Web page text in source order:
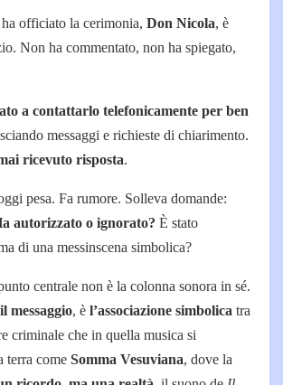
officiato la cerimonia, Don Nicola, è
Non ha commentato, non ha spiegato,
a contattarlo telefonicamente per ben
messaggi e richieste di chiarimento.
ricevuto risposta.
pesa. Fa rumore. Solleva domande:
autorizzato o ignorato? È stato
di una messinscena simbolica?
centrale non è la colonna sonora in sé.
il messaggio, è l’associazione simbolica tra
criminale che in quella musica si
terra come Somma Vesuviana, dove la